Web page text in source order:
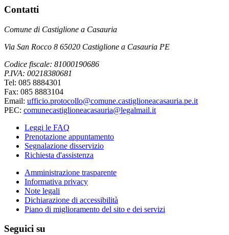
Contatti
Comune di Castiglione a Casauria
Via San Rocco 8 65020 Castiglione a Casauria PE
Codice fiscale: 81000190686
P.IVA: 00218380681
Tel: 085 8884301
Fax: 085 8883104
Email: ufficio.protocollo@comune.castiglioneacasauria.pe.it
PEC: comunecastiglioneacasauria@legalmail.it
Leggi le FAQ
Prenotazione appuntamento
Segnalazione disservizio
Richiesta d'assistenza
Amministrazione trasparente
Informativa privacy
Note legali
Dichiarazione di accessibilità
Piano di miglioramento del sito e dei servizi
Seguici su